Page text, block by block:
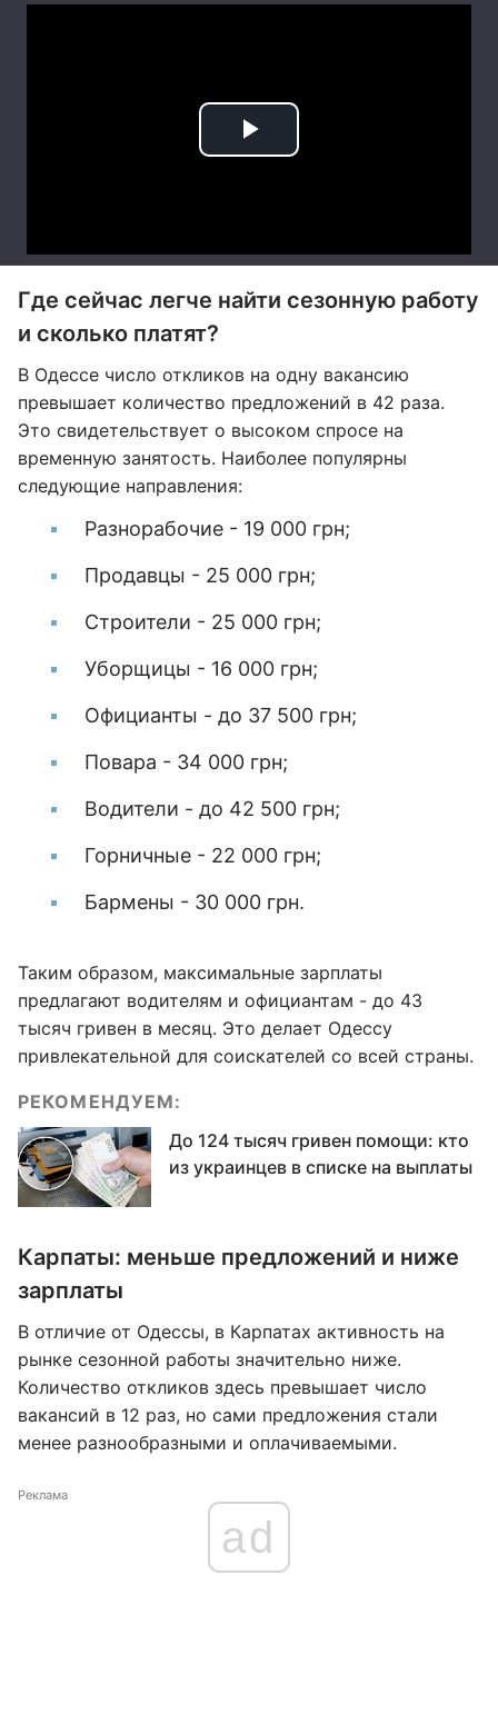
Где сейчас легче найти сезонную работу
и сколько платят?
В Одессе число откликов на одну вакансию
превышает количество предложений в 42 раза.
Это свидетельствует о высоком спросе на
временную занятость. Наиболее популярны
следующие направления:
Разнорабочие - 19 000 грн;
Продавцы - 25 000 грн;
Строители - 25 000 грн;
Уборщицы - 16 000 грн;
Официанты - до 37 500 грн;
Повара - 34 000 грн;
Водители - до 42 500 грн;
Горничные - 22 000 грн;
Бармены - 30 000 грн.
Таким образом, максимальные зарплаты
предлагают водителям и официантам - до 43
тысяч гривен в месяц. Это делает Одессу
привлекательной для соискателей со всей страны.
РЕКОМЕНДУЕМ:
До 124 тысяч гривен помощи: кто
из украинцев в списке на выплаты
Карпаты: меньше предложений и ниже
зарплаты
В отличие от Одессы, в Карпатах активность на
рынке сезонной работы значительно ниже.
Количество откликов здесь превышает число
вакансий в 12 раз, но сами предложения стали
менее разнообразными и оплачиваемыми.
Реклама
ad